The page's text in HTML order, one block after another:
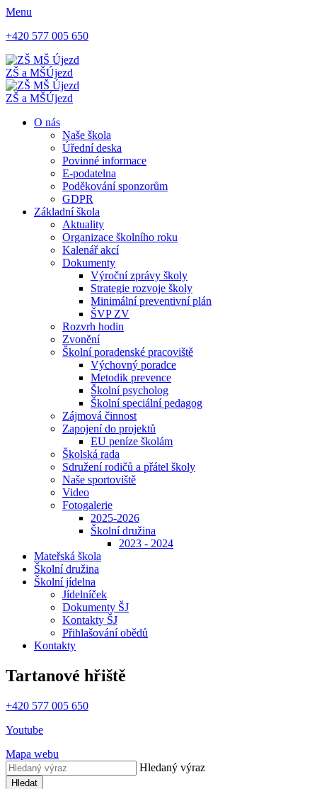
Menu
+420 577 005 650
ZŠ a MŠÚjezd
ZŠ a MŠÚjezd
O nás
Naše škola
Úřední deska
Povinné informace
E-podatelna
Poděkování sponzorům
GDPR
Základní škola
Aktuality
Organizace školního roku
Kalenář akcí
Dokumenty
Výroční zprávy školy
Strategie rozvoje školy
Minimální preventivní plán
ŠVP ZV
Rozvrh hodin
Zvonění
Školní poradenské pracoviště
Výchovný poradce
Metodik prevence
Školní psycholog
Školní speciální pedagog
Zájmová činnost
Zapojení do projektů
EU peníze školám
Školská rada
Sdružení rodičů a přátel školy
Naše sportoviště
Video
Fotogalerie
2025-2026
Školní družina
2023 - 2024
Mateřská škola
Školní družina
Školní jídelna
Jídelníček
Dokumenty ŠJ
Kontakty ŠJ
Přihlašování obědů
Kontakty
Tartanové hřiště
+420 577 005 650
Youtube
Mapa webu
Hledaný výraz
Hledat